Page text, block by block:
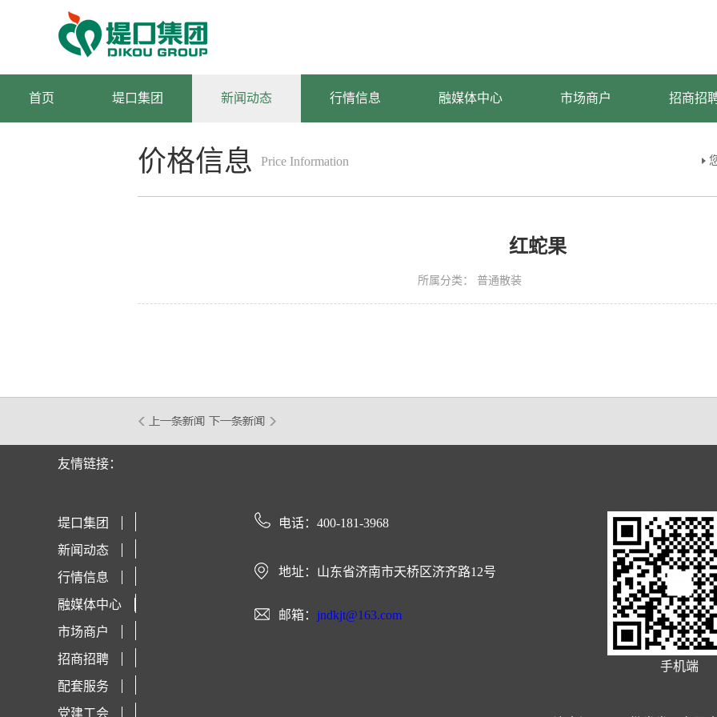
首页 堤口集团 新闻动态 行情信息 融媒体中心 市场商户 招商招
价格信息 Price Information
红蛇果
所属分类： 普通散装
友情链接：
堤口集团
新闻动态
行情信息
融媒体中心
市场商户
招商招聘
配套服务
党建工会
电话：400-181-3968
地址：山东省济南市天桥区济齐路12号
邮箱： jndkjt@163.com
手机端